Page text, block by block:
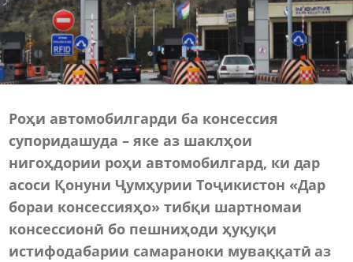
Роҳи автомобилгарди ба консессия
супоридашуда – яке аз шаклҳои
нигоҳдории роҳи автомобилгард, ки дар
асоси Қонуни Ҷумҳурии Тоҷикистон «Дар
бораи консессияҳо» тибқи шартномаи
консессионӣ бо пешниҳоди ҳуқуқи
истифодабарии самараноки муваққатӣ аз